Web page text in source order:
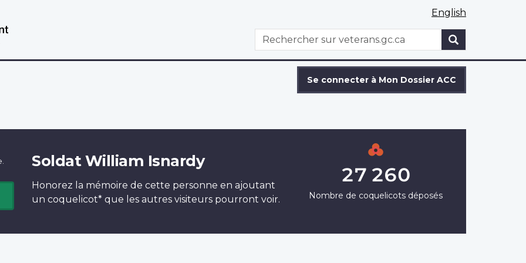
English
WxT
Search
Rechercher
Se connecter à Mon Dossier ACC
Soldat William Isnardy
Honorez la mémoire de cette personne en ajoutant
un coquelicot* que les autres visiteurs pourront voir.
27 260
Nombre de coquelicots déposés